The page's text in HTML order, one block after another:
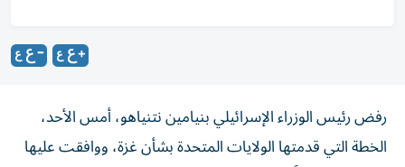
رفض رئيس الوزراء الإسرائيلي بنيامين نتنياهو، أمس الأحد،
الخطة التي قدمتها الولايات المتحدة بشأن غزة، ووافقت عليها